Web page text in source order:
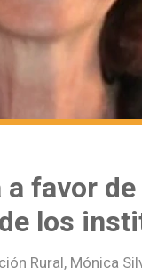
favor
los
Rural, Mónica